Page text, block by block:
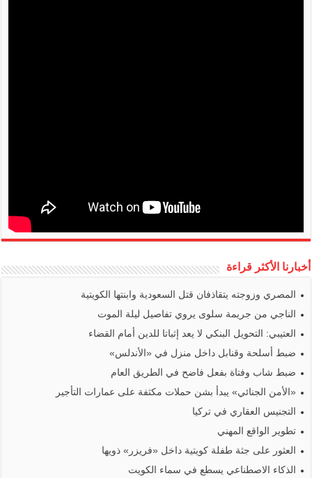
أخبارنا الأكثر قراءة
المصري وزوجته يتقاذفان قتل السعودية وابنتها الكويتية
الناجي من جريمة سلوى يروي تفاصيل ليلة الموت
العتيبي: التحويل البنكي لا يعد إثباتا للدين أمام القضاء
ضبط أسلحة وقنابل داخل منزل في «الأندلس»
ضبط شاب وفتاة بفعل فاضح في الطريق العام
«الأمن الجنائي» يبدأ بشن حملات مكثفة على عمارات التأجير
التجنيس العقاري في تركيا
تطوير الواقع المهني
العثور على جثة طفلة كويتية داخل «فريزر» ذويها
الذكاء الاصطناعي يسطع في سماء الكويت